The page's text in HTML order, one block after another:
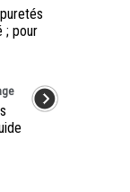
; pour